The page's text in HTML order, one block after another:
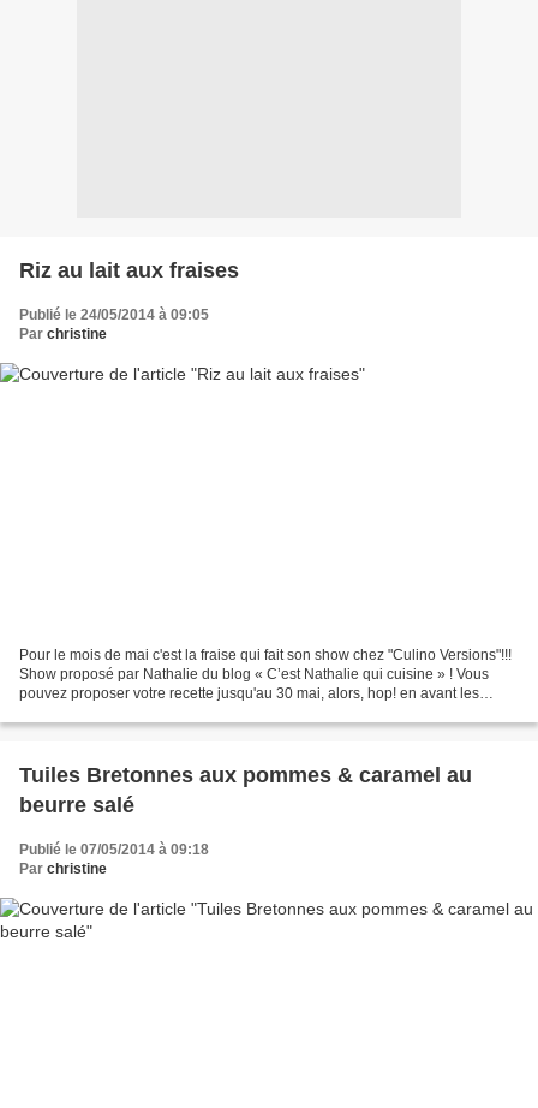
Riz au lait aux fraises
Publié le 24/05/2014 à 09:05
Par christine
Pour le mois de mai c'est la fraise qui fait son show chez "Culino Versions"!!!
Show proposé par Nathalie du blog « C’est Nathalie qui cuisine » ! Vous
pouvez proposer votre recette jusqu'au 30 mai, alors, hop! en avant les
Tuiles Bretonnes aux pommes & caramel au
beurre salé
Publié le 07/05/2014 à 09:18
Par christine